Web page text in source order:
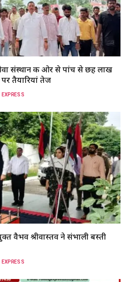
संस्थान की ओर से पांच से छह लाख
तैयारियां तेज
EXPRESS
वैभव श्रीवास्तव ने संभाली बस्ती
EXPRESS